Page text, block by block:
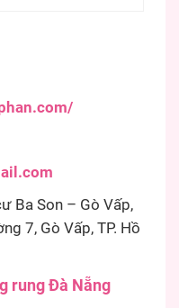
Ba Son – Gò Vấp,
7, Gò Vấp, TP. Hồ
rung Đà Nẵng